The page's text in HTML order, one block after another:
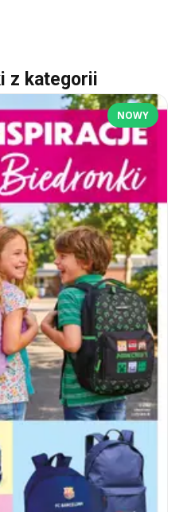
z kategorii
NOWY